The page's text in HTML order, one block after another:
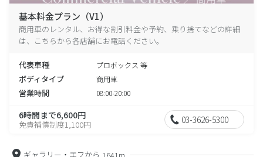
基本料金プラン（V1）
商用車のレンタル、お得な割引料金や予約、乗り捨てなどの詳細
は、こちらから各店舗にお電話ください。
代表車種 プロボックス 等
ボディタイプ 商用車
営業時間 08:00-20:00
6時間まで6,600円
免責補償制度1,100円 03-3626-5300
ギャラリー・エフから 1641m